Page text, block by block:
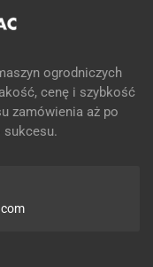
ogrodniczych
cenę i szybkość
zamówienia aż po